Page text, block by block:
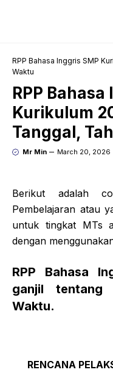
RPP Bahasa Inggris SMP
Waktu
RPP
Kurikulum
Tanggal,
Mr Min March 20, 2026
Berikut adalah
Pembelajaran atau
untuk tingkat MTs
dengan
RPP Bahasa
ganjil tentang
Waktu.
RENCANA